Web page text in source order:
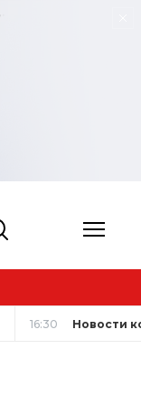
16:30 Новости